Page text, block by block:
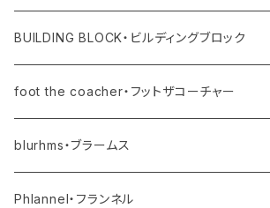
リング
ユニセックス・メンズ
レディス
ユニセックス・メンズ
その他
シューズ
BUILDING BLOCK・ビルディングブロック
バッグ
その他
foot the coacher・フットザコーチャー
blurhms・ブラームス
アウター
Phlannel・フランネル